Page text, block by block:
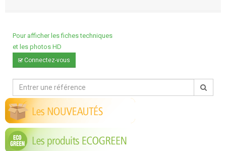
Pour afficher les fiches techniques
et les photos HD
Connectez-vous